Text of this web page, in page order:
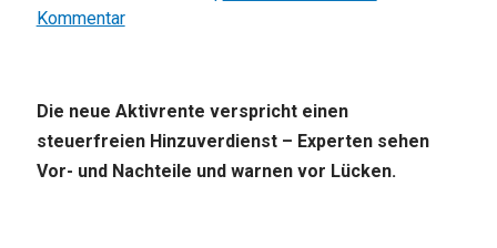
Kommentar
Die neue Aktivrente verspricht einen
steuerfreien Hinzuverdienst – Experten sehen
Vor- und Nachteile und warnen vor Lücken.